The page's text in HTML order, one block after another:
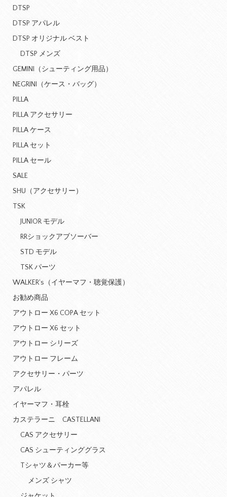
DTSP
DTSP アパレル
DTSP オリジナル ベスト
DTSP メンズ
GEMINI（シューティング用品）
NEGRINI（ケース・バッグ）
PILLA
PILLA アクセサリー
PILLA ケース
PILLA セット
PILLA セール
SALE
SHU（アクセサリー）
TSK
JUNIOR モデル
RRショックアブソーバー
STD モデル
TSK パーツ
WALKER's（イヤーマフ・聴覚保護）
お勧め商品
アウトロー X6 COPA セット
アウトロー X6 セット
アウトロー シリーズ
アウトロー フレーム
アクセサリー・パーツ
アパレル
イヤーマフ・耳栓
カステラーニ CASTELLANI
CAS アクセサリー
CAS シューティンググラス
Tシャツ＆パーカー等
メンズ シャツ